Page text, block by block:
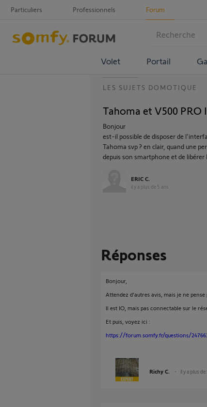
Particuliers Professionnels Forum
Volet Portail
LES SUJETS DOMOTIQUE
Tahoma et V500 PRO
Bonjour
est-il possible de disposer de
Tahoma svp ? en clair, quand une
depuis son smartphone et de libérer
ERIC C.
il y a plus de 5 ans
Réponses
Bonjour,
Attendez d'autres avis, mais je ne pense
Il est IO, mais pas connectable sur le
Et puis, voyez ici :
https://forum.somfy.fr/questions/
Richy C. il y a plus de